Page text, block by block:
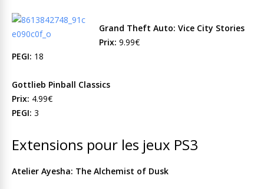
Grand Theft Auto: Vice City Stories
Prix: 9.99€
PEGI: 18
Gottlieb Pinball Classics
Prix: 4.99€
PEGI: 3
Extensions pour les jeux PS3
Atelier Ayesha: The Alchemist of Dusk